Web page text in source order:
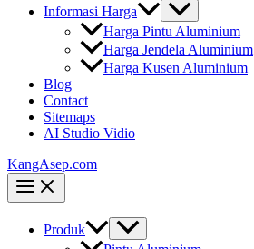
Informasi Harga
Harga Pintu Aluminium
Harga Jendela Aluminium
Harga Kusen Aluminium
Blog
Contact
Sitemaps
AI Studio Vidio
KangAsep.com
Produk